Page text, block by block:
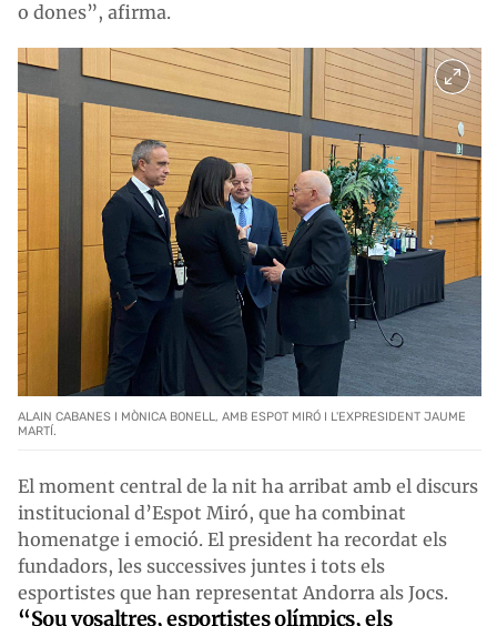
o dones”, afirma.
ALAIN CABANES I MÒNICA BONELL, AMB ESPOT MIRÓ I L'EXPRESIDENT JAUME
MARTÍ.
El moment central de la nit ha arribat amb el discurs
institucional d’Espot Miró, que ha combinat
homenatge i emoció. El president ha recordat els
fundadors, les successives juntes i tots els
esportistes que han representat Andorra als Jocs.
“Sou vosaltres, esportistes olímpics, els